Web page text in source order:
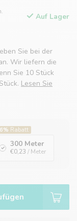
Auf Lager
Sie bei der
Wir liefern die
Sie 10 Stück
Lesen Sie
Rabatt
300 Meter
€0,23 / Meter